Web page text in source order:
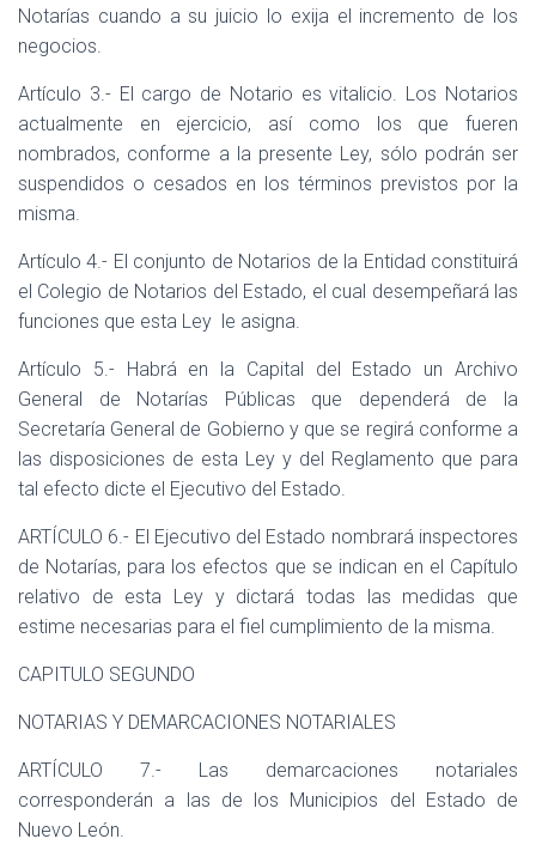
Notarías cuando a su juicio lo exija el incremento de los
negocios.
Artículo 3.- El cargo de Notario es vitalicio. Los Notarios
actualmente en ejercicio, así como los que fueren
nombrados, conforme a la presente Ley, sólo podrán ser
suspendidos o cesados en los términos previstos por la
misma.
Artículo 4.- El conjunto de Notarios de la Entidad constituirá
el Colegio de Notarios del Estado, el cual desempeñará las
funciones que esta Ley le asigna.
Artículo 5.- Habrá en la Capital del Estado un Archivo
General de Notarías Públicas que dependerá de la
Secretaría General de Gobierno y que se regirá conforme a
las disposiciones de esta Ley y del Reglamento que para
tal efecto dicte el Ejecutivo del Estado.
ARTÍCULO 6.- El Ejecutivo del Estado nombrará inspectores
de Notarías, para los efectos que se indican en el Capítulo
relativo de esta Ley y dictará todas las medidas que
estime necesarias para el fiel cumplimiento de la misma.
CAPITULO SEGUNDO
NOTARIAS Y DEMARCACIONES NOTARIALES
ARTÍCULO 7.- Las demarcaciones notariales
corresponderán a las de los Municipios del Estado de
Nuevo León.